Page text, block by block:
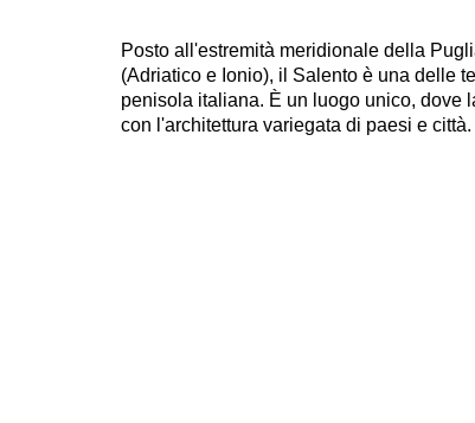
Posto all'estremità meridionale della
(Adriatico e Ionio), il Salento è una delle
penisola italiana. È un luogo unico, dove
con l'architettura variegata di paesi e città.